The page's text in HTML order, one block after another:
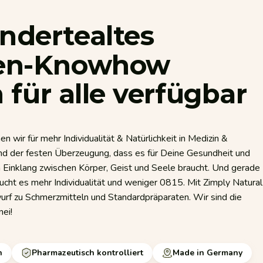
Knowhow
für alle verfügbar
wir für mehr Individualität & Natürlichkeit in Medizin &
der festen Überzeugung, dass es für Deine Gesundheit und
zwischen Körper, Geist und Seele braucht. Und gerade
es mehr Individualität und weniger 0815. Mit Zimply Natural
zu Schmerzmitteln und Standardpräparaten. Wir sind die
Pharmazeutisch kontrolliert Made in Germany